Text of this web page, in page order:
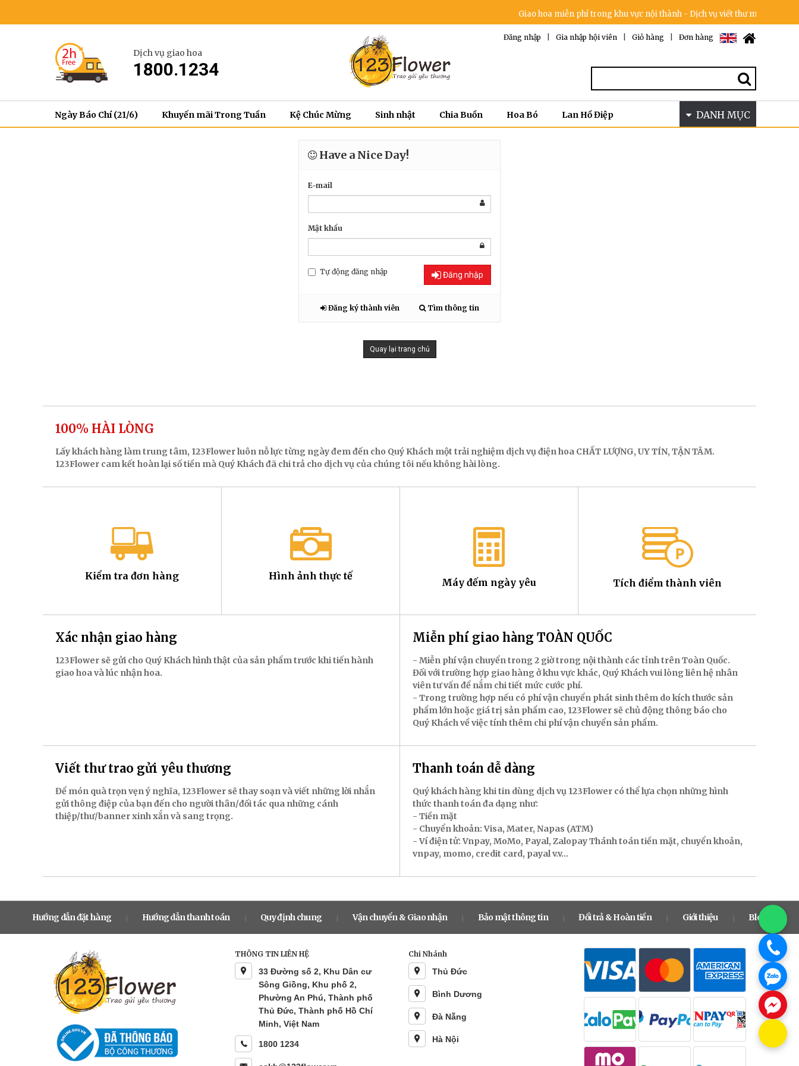
Giao hoa miễn phí trong khu vực nội thành - Dịch vụ viết thư miễn phí -
Dịch vụ giao hoa
1800.1234
Đơn hàng
Giỏ hàng
Gia nhập hội viên
Đăng nhập
Ngày Báo Chí (21/6) Khuyến mãi Trong Tuần Kệ Chúc Mừng Sinh nhật Chia Buồn Hoa Bó Lan Hồ Điệp DANH MỤC
Have a Nice Day!
E-mail
Mật khẩu
Tự động đăng nhập Đăng nhập
Đăng ký thành viên Tìm thông tin
Quay lại trang chủ
100% HÀI LÒNG
Lấy khách hàng làm trung tâm, 123Flower luôn nỗ lực từng ngày đem đến cho Quý Khách một trải nghiệm dịch vụ điện hoa CHẤT LƯỢNG, UY TÍN, TẬN TÂM.
123Flower cam kết hoàn lại số tiền mà Quý Khách đã chi trả cho dịch vụ của chúng tôi nếu không hài lòng.
Kiểm tra đơn hàng Hình ảnh thực tế
Máy đếm ngày yêu Tích điểm thành viên
Xác nhận giao hàng
123Flower sẽ gửi cho Quý Khách hình thật của sản phẩm trước khi tiến hành
giao hoa và lúc nhận hoa.
Miễn phí giao hàng TOÀN QUỐC
- Miễn phí vận chuyển trong 2 giờ trong nội thành các tỉnh trên Toàn Quốc.
Đối với trường hợp giao hàng ở khu vực khác, Quý Khách vui lòng liên hệ nhân
viên tư vấn để nắm chi tiết mức cước phí.
- Trong trường hợp nếu có phí vận chuyển phát sinh thêm do kích thước sản
phẩm lớn hoặc giá trị sản phẩm cao, 123Flower sẽ chủ động thông báo cho
Quý Khách về việc tính thêm chi phí vận chuyển sản phẩm.
Viết thư trao gửi yêu thương
Để món quà trọn vẹn ý nghĩa, 123Flower sẽ thay soạn và viết những lời nhắn
gửi thông điệp của bạn đến cho người thân/đối tác qua những cánh
thiệp/thư/banner xinh xắn và sang trọng.
Thanh toán dễ dàng
Quý khách hàng khi tin dùng dịch vụ 123Flower có thể lựa chọn những hình
thức thanh toán đa dạng như:
- Tiền mặt
- Chuyển khoản: Visa, Mater, Napas (ATM)
- Ví điện tử: Vnpay, MoMo, Payal, Zalopay Thánh toán tiền mặt, chuyển khoản,
vnpay, momo, credit card, payal v.v...
Hướng dẫn đặt hàng | Hướng dẫn thanh toán | Quy định chung | Vận chuyển & Giao nhận | Bảo mật thông tin | Đổi trả & Hoàn tiền | Giới thiệu Blog
THÔNG TIN LIÊN HỆ
33 Đường số 2, Khu Dân cư
Sông Giồng, Khu phố 2,
Phường An Phú, Thành phố
Thủ Đức, Thành phố Hồ Chí
Minh, Việt Nam
1800 1234
Chi Nhánh
Thủ Đức
Bình Dương
Đà Nẵng
Hà Nội